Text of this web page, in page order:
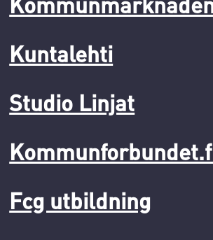
Kuntalehti
Studio Linjat
Fcg utbildning